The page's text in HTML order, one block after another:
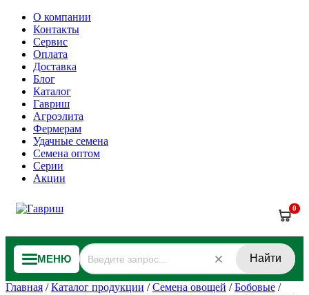
О компании
Контакты
Сервис
Оплата
Доставка
Блог
Каталог
Гавриш
Агроэлита
Фермерам
Удачные семена
Семена оптом
Серии
Акции
0
МЕНЮ Найти
Главная /Каталог продукции /Семена овощей /Бобовые /